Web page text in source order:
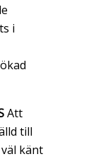
i
Att
till
känt